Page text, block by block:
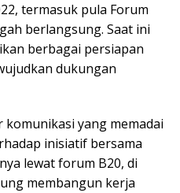
termasuk pula Forum
berlangsung. Saat ini
berbagai persiapan
dukungan
yang memadai
inisiatif bersama
lewat forum B20, di
membangun kerja